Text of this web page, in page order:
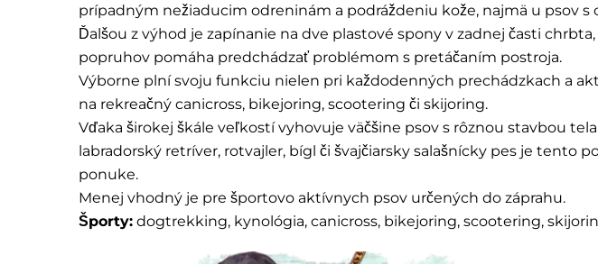
prípadným nežiaducim odreninám a podráždeniu kože, najmä u psov
Ďalšou z výhod je zapínanie na dve plastové spony v zadnej časti
popruhov pomáha predchádzať problémom s pretáčaním postroja.
Výborne plní svoju funkciu nielen pri každodenných prechádzkach a
na rekreačný canicross, bikejoring, scootering či skijoring.
Vďaka širokej škále veľkostí vyhovuje väčšine psov s rôznou stavbou
labradorský retríver, rotvajler, bígl či švajčiarsky salašnícky pes je
ponuke.
Menej vhodný je pre športovo aktívnych psov určených do záprahu.
Športy: dogtrekking, kynológia, canicross, bikejoring, scootering,